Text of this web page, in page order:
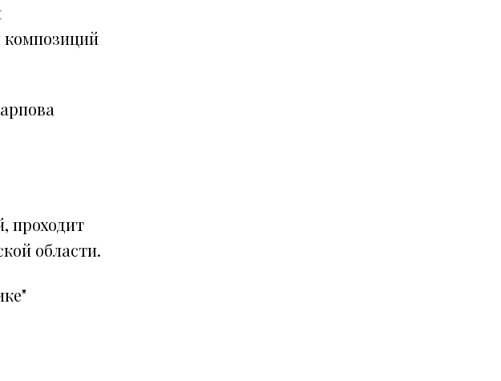
композиций
проходит
области.